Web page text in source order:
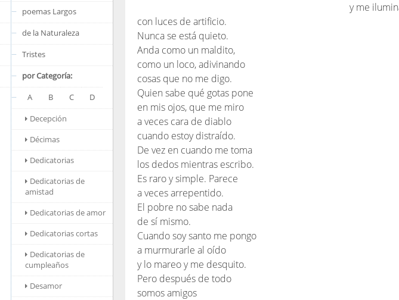
poemas Largos
de la Naturaleza
Tristes
por Categoría:
A
B C
D
Decepción
Décimas
Dedicatorias
Dedicatorias de
amistad
Dedicatorias de amor
Dedicatorias cortas
Dedicatorias de
cumpleaños
Desamor
y me
con luces de artificio.
Nunca se está quieto.
Anda como un maldito,
como un loco, adivinando
cosas que no me digo.
Quien sabe qué gotas pone
en mis ojos, que me miro
a veces cara de diablo
cuando estoy distraído.
De vez en cuando me toma
los dedos mientras escribo.
Es raro y simple. Parece
a veces arrepentido.
El pobre no sabe nada
de sí mismo.
Cuando soy santo me pongo
a murmurarle al oído
y lo mareo y me desquito.
Pero después de todo
somos amigos